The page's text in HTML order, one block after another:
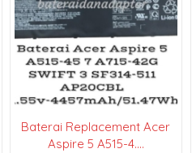
Baterai Replacement Acer
Aspire 5 A515-4....